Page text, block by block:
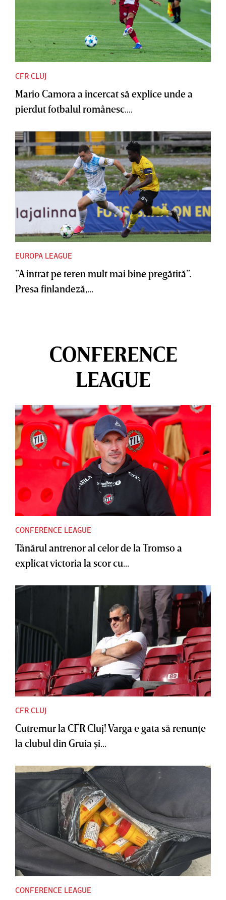
CFR CLUJ
Mario Camora a încercat să explice unde a
pierdut fotbalul românesc....
EUROPA LEAGUE
”A intrat pe teren mult mai bine pregătită”.
Presa finlandeză,...
CONFERENCE
LEAGUE
CONFERENCE LEAGUE
Tânărul antrenor al celor de la Tromso a
explicat victoria la scor cu...
CFR CLUJ
Cutremur la CFR Cluj! Varga e gata să renunţe
la clubul din Gruia şi...
CONFERENCE LEAGUE